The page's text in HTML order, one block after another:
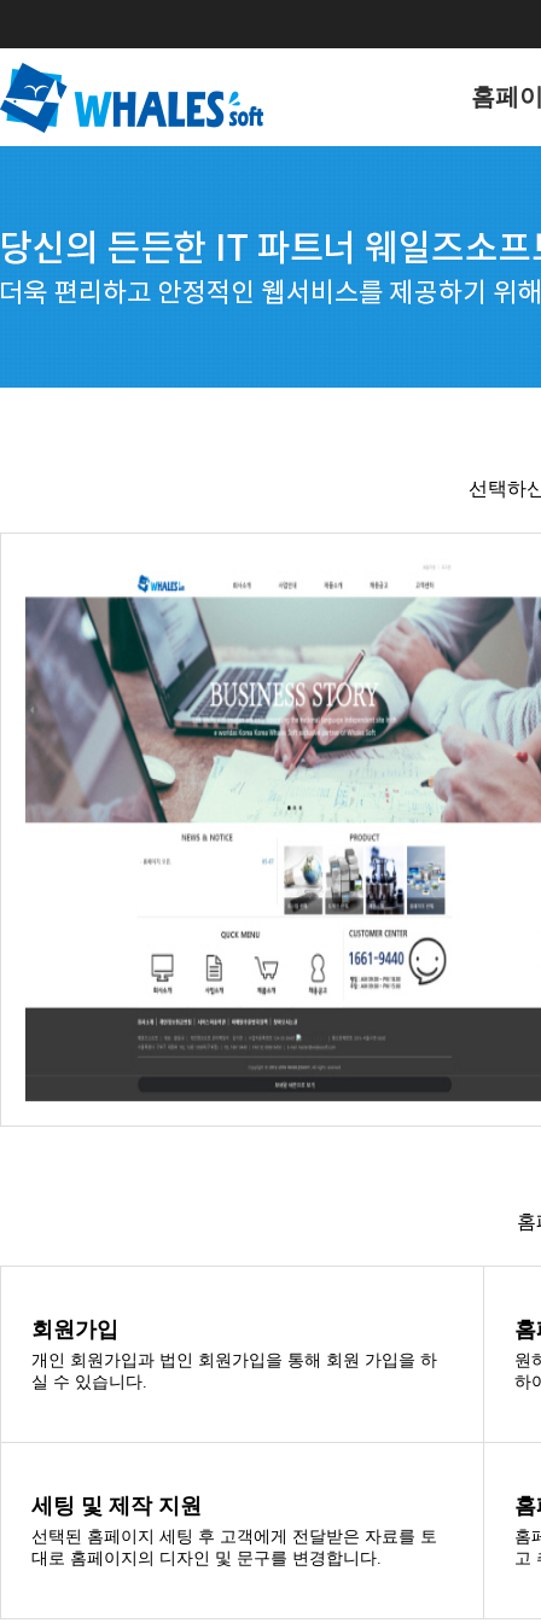
홈페
포트폴
선택하
홈
회원가입
개인 회원가입과 법인 회원가입을 통해 회원 가입을 하
실 수 있습니다.
원
하
세팅 및 제작 지원
선택된 홈페이지 세팅 후 고객에게 전달받은 자료를 토
대로 홈페이지의 디자인 및 문구를 변경합니다.
홈
고